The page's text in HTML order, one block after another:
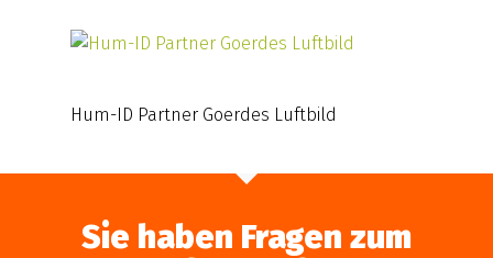
Hum-ID Partner Goerdes Luftbild
Sie haben Fragen zum